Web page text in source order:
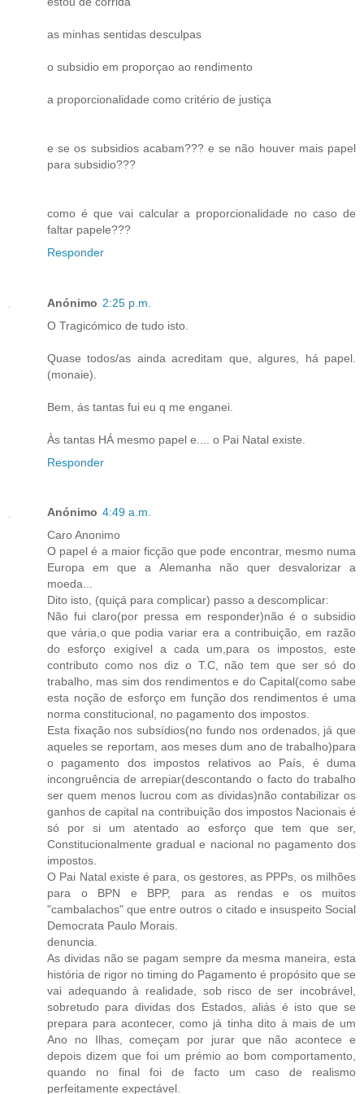
as minhas sentidas desculpas
o subsidio em proporçao ao rendimento
a proporcionalidade como critério de justiça
e se os subsidios acabam??? e se não houver mais papel
para subsidio???
como é que vai calcular a proporcionalidade no caso de
faltar papele???
Responder
Anónimo 2:25 p.m.
O Tragicómico de tudo isto.
Quase todos/as ainda acreditam que, algures, há papel.
(monaie).
Bem, ás tantas fui eu q me enganei.
Às tantas HÁ mesmo papel e.... o Pai Natal existe.
Responder
Anónimo 4:49 a.m.
Caro Anonimo
O papel é a maior ficção que pode encontrar, mesmo numa
Europa em que a Alemanha não quer desvalorizar a
moeda...
Dito isto, (quiçá para complicar) passo a descomplicar:
Não fui claro(por pressa em responder)não é o subsidio
que vária,o que podia variar era a contribuição, em razão
do esforço exigível a cada um,para os impostos, este
contributo como nos diz o T.C, não tem que ser só do
trabalho, mas sim dos rendimentos e do Capital(como sabe
esta noção de esforço em função dos rendimentos é uma
norma constitucional, no pagamento dos impostos.
Esta fixação nos subsídios(no fundo nos ordenados, já que
aqueles se reportam, aos meses dum ano de trabalho)para
o pagamento dos impostos relativos ao País, é duma
incongruência de arrepiar(descontando o facto do trabalho
ser quem menos lucrou com as dividas)não contabilizar os
ganhos de capital na contribuição dos impostos Nacionais é
só por si um atentado ao esforço que tem que ser,
Constitucionalmente gradual e nacional no pagamento dos
impostos.
O Pai Natal existe é para, os gestores, as PPPs, os milhões
para o BPN e BPP, para as rendas e os muitos
"cambalachos" que entre outros o citado e insuspeito Social
Democrata Paulo Morais.
denuncia.
As dividas não se pagam sempre da mesma maneira, esta
história de rigor no timing do Pagamento é propósito que se
vai adequando à realidade, sob risco de ser incobrável,
sobretudo para dividas dos Estados, aliás é isto que se
prepara para acontecer, como já tinha dito à mais de um
Ano no Ilhas, começam por jurar que não acontece e
depois dizem que foi um prémio ao bom comportamento,
quando no final foi de facto um caso de realismo
perfeitamente expectável.